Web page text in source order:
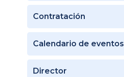
Contratación
Calendario de eventos
Director